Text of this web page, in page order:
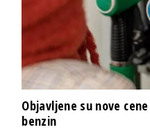
Objavljene su nove
benzin